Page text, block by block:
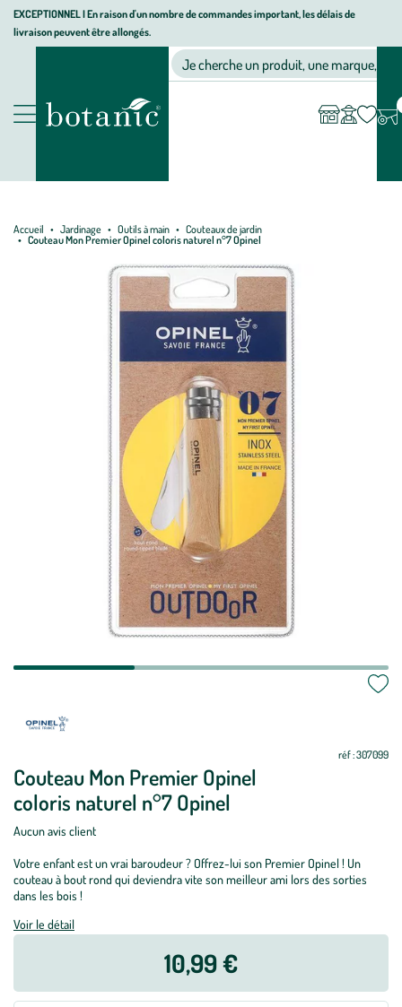
Aller
Aller
au
Aller
au
page
EXCEPTIONNEL I En raison d'un nombre de commandes important, les délais de
livraison peuvent être allongés.
Nos produits
Jardinerie écologique, animalerie, décoration, alimentation bio
Je cherche un produit, une marque, un
compte
Accueil Jardinage Outils à main
Couteaux de jardin
Couteau Mon Premier Opinel coloris naturel n°7 Opinel
Couteau Mon Premier Opinel
coloris naturel n°7 Opinel
réf : 307099
Aucun avis client
Votre enfant est un vrai baroudeur ? Offrez-lui son Premier Opinel ! Un
couteau à bout rond qui deviendra vite son meilleur ami lors des sorties
dans les bois !
Voir le détail
10,99 €